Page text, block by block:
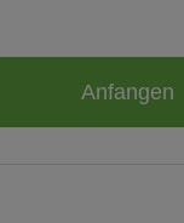
Anfangen